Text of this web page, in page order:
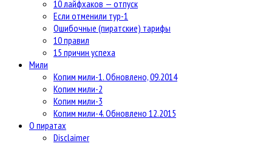
10 лайфхаков — отпуск
Если отменили тур-1
Ошибочные (пиратские) тарифы
10 правил
15 причин успеха
Мили
Копим мили-1. Обновлено, 09.2014
Копим мили-2
Копим мили-3
Копим мили-4. Обновлено 12.2015
О пиратах
Disclaimer